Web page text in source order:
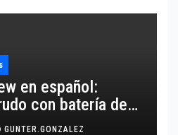
en español:
con batería de
GUNTER.GONZALEZ